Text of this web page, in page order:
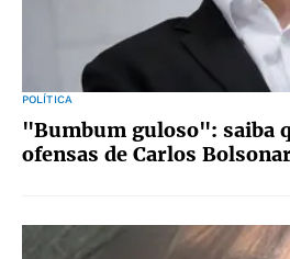
POLÍTICA
"Bumbum guloso": saiba
ofensas de Carlos